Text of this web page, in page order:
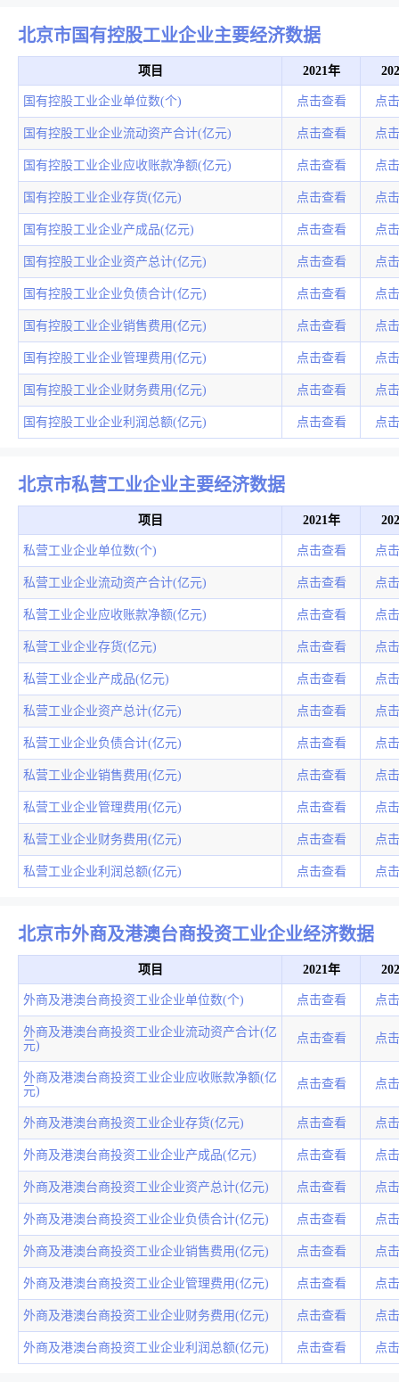
北京市国有控股工业企业主要经济数据
项目 2021年
国有控股工业企业单位数(个) 点击查看 点
国有控股工业企业流动资产合计(亿元) 点击查看 点
国有控股工业企业应收账款净额(亿元) 点击查看 点
国有控股工业企业存货(亿元) 点击查看 点
国有控股工业企业产成品(亿元) 点击查看 点
国有控股工业企业资产总计(亿元) 点击查看 点
国有控股工业企业负债合计(亿元) 点击查看 点
国有控股工业企业销售费用(亿元) 点击查看 点
国有控股工业企业管理费用(亿元) 点击查看 点
国有控股工业企业财务费用(亿元) 点击查看 点
国有控股工业企业利润总额(亿元) 点击查看 点
北京市私营工业企业主要经济数据
项目 2021年
私营工业企业单位数(个) 点击查看 点
私营工业企业流动资产合计(亿元) 点击查看 点
私营工业企业应收账款净额(亿元) 点击查看 点
私营工业企业存货(亿元) 点击查看 点
私营工业企业产成品(亿元) 点击查看 点
私营工业企业资产总计(亿元) 点击查看 点
私营工业企业负债合计(亿元) 点击查看 点
私营工业企业销售费用(亿元) 点击查看 点
私营工业企业管理费用(亿元) 点击查看 点
私营工业企业财务费用(亿元) 点击查看 点
私营工业企业利润总额(亿元) 点击查看 点
北京市外商及港澳台商投资工业企业经济数据
项目 2021年
外商及港澳台商投资工业企业单位数(个) 点击查看 点
外商及港澳台商投资工业企业流动资产合计(亿
元)
点击查看 点
外商及港澳台商投资工业企业应收账款净额(亿
元)
点击查看 点
外商及港澳台商投资工业企业存货(亿元) 点击查看 点
外商及港澳台商投资工业企业产成品(亿元) 点击查看 点
外商及港澳台商投资工业企业资产总计(亿元) 点击查看 点
外商及港澳台商投资工业企业负债合计(亿元) 点击查看 点
外商及港澳台商投资工业企业销售费用(亿元) 点击查看 点
外商及港澳台商投资工业企业管理费用(亿元) 点击查看 点
外商及港澳台商投资工业企业财务费用(亿元) 点击查看 点
外商及港澳台商投资工业企业利润总额(亿元) 点击查看 点